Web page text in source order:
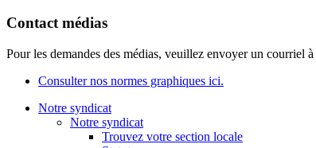
Contact médias
Pour les demandes des médias, veuillez envoyer un courriel à
Consulter nos normes graphiques ici.
Notre syndicat
Notre syndicat
Trouvez votre section locale